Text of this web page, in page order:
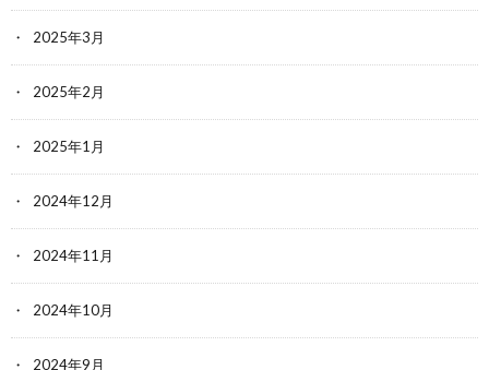
2025年3月
2025年2月
2025年1月
2024年12月
2024年11月
2024年10月
2024年9月